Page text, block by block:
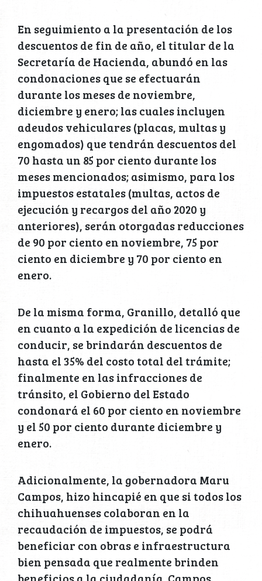
En seguimiento a la presentación de los
descuentos de fin de año, el titular de la
Secretaría de Hacienda, abundó en las
condonaciones que se efectuarán
durante los meses de noviembre,
diciembre y enero; las cuales incluyen
adeudos vehiculares (placas, multas y
engomados) que tendrán descuentos del
70 hasta un 85 por ciento durante los
meses mencionados; asimismo, para los
impuestos estatales (multas, actos de
ejecución y recargos del año 2020 y
anteriores), serán otorgadas reducciones
de 90 por ciento en noviembre, 75 por
ciento en diciembre y 70 por ciento en
enero.
De la misma forma, Granillo, detalló que
en cuanto a la expedición de licencias de
conducir, se brindarán descuentos de
hasta el 35% del costo total del trámite;
finalmente en las infracciones de
tránsito, el Gobierno del Estado
condonará el 60 por ciento en noviembre
y el 50 por ciento durante diciembre y
enero.
Adicionalmente, la gobernadora Maru
Campos, hizo hincapié en que si todos los
chihuahuenses colaboran en la
recaudación de impuestos, se podrá
beneficiar con obras e infraestructura
bien pensada que realmente brinden
beneficios a la ciudadanía. Campos